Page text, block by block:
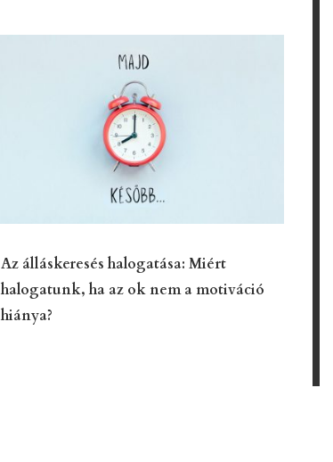
Az álláskeresés halogatása: Miért
halogatunk, ha az ok nem a motiváció
hiánya?